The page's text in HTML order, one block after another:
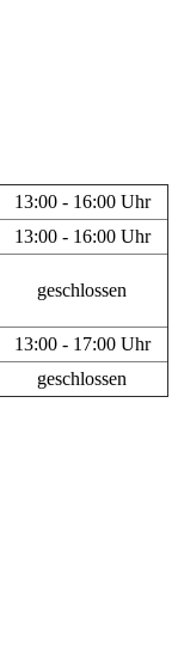
13:00 - 16:00 Uhr
13:00 - 16:00 Uhr
geschlossen
13:00 - 17:00 Uhr
geschlossen